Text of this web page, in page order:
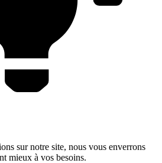
sur notre site, nous vous enverrons
mieux à vos besoins.